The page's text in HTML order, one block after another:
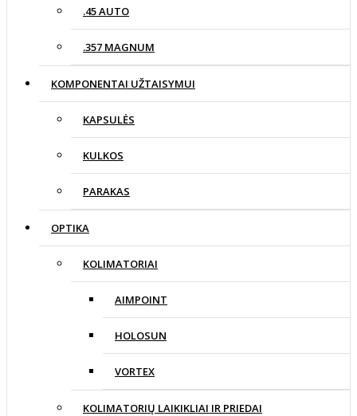
.45 AUTO
.357 MAGNUM
KOMPONENTAI UŽTAISYMUI
KAPSULĖS
KULKOS
PARAKAS
OPTIKA
KOLIMATORIAI
AIMPOINT
HOLOSUN
VORTEX
KOLIMATORIŲ LAIKIKLIAI IR PRIEDAI